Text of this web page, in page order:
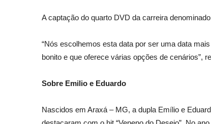
A captação do quarto DVD da carreira
“Nós escolhemos esta data por ser uma data
bonito e que oferece várias opções de cenários”,
Sobre Emilio e Eduardo
Nascidos em Araxá – MG, a dupla Emílio e